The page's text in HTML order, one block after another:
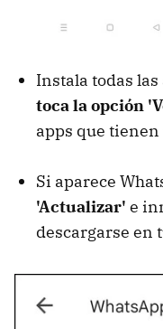
Instala todas
toca la opción
apps que
Si aparece
'Actualizar' e
descargarse en